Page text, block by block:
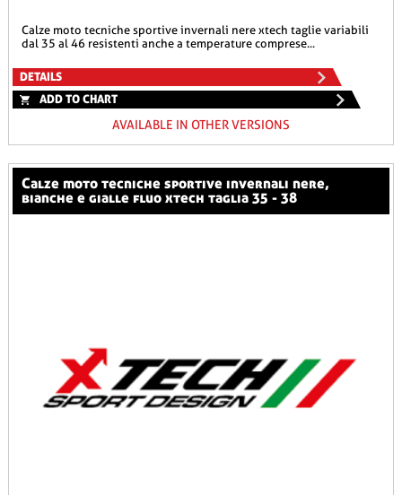
calze moto tecniche sportive invernali nere xtech taglie variabili
dal 35 al 46 resistenti anche a temperature comprese...
DETAILS
ADD TO CHART
AVAILABLE IN OTHER VERSIONS
calze moto tecniche sportive invernali nere,
bianche e gialle fluo xtech taglia 35 - 38